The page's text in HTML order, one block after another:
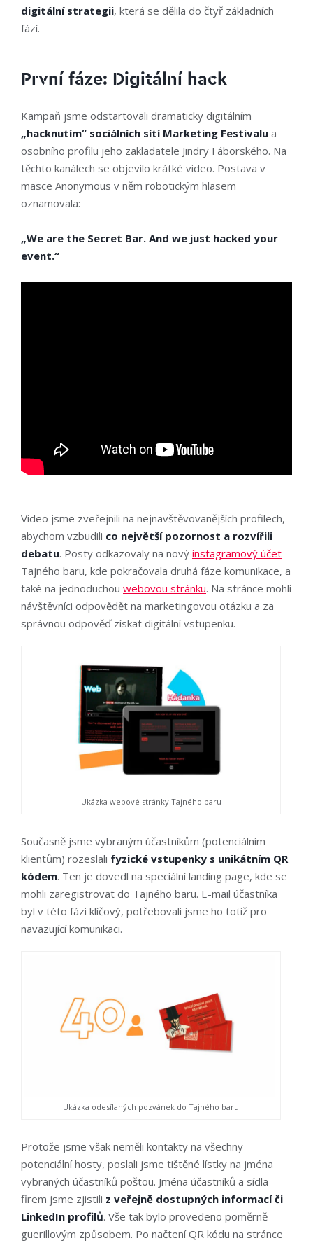
digitální strategii, která se dělila do čtyř základních
fází.
První fáze: Digitální hack
Kampaň jsme odstartovali dramaticky digitálním
„hacknutím“ sociálních sítí Marketing Festivalu a
osobního profilu jeho zakladatele Jindry Fáborského. Na
těchto kanálech se objevilo krátké video. Postava v
masce Anonymous v něm robotickým hlasem
oznamovala:
„We are the Secret Bar. And we just hacked your
event.“
Video jsme zveřejnili na nejnavštěvovanějších profilech,
abychom vzbudili co největší pozornost a rozvířili
debatu. Posty odkazovaly na nový instagramový účet
Tajného baru, kde pokračovala druhá fáze komunikace, a
také na jednoduchou webovou stránku. Na stránce mohli
návštěvníci odpovědět na marketingovou otázku a za
správnou odpověď získat digitální vstupenku.
Ukázka webové stránky Tajného baru
Současně jsme vybraným účastníkům (potenciálním
klientům) rozeslali fyzické vstupenky s unikátním QR
kódem. Ten je dovedl na speciálnílanding page, kde se
mohli zaregistrovat do Tajného baru. E-mail účastníka
byl v této fázi klíčový, potřebovali jsme ho totiž pro
navazující komunikaci.
Ukázka odesílaných pozvánek do Tajného baru
Protože jsme však neměli kontakty na všechny
potenciální hosty, poslali jsme tištěné lístky na jména
vybraných účastníků poštou. Jména účastníků a sídla
firem jsme zjistili z veřejně dostupných informací či
LinkedIn profilů. Vše tak bylo provedeno poměrně
guerillovým způsobem. Po načtení QR kódu na stránce